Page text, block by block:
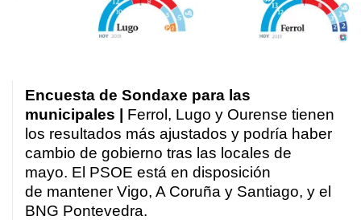
Encuesta de Sondaxe para las
municipales |
Ferrol, Lugo y Ourense tienen
los resultados más ajustados y podría haber
cambio de gobierno tras las locales de
mayo. El PSOE está en disposición
de mantener Vigo, A Coruña y Santiago, y el
BNG Pontevedra.